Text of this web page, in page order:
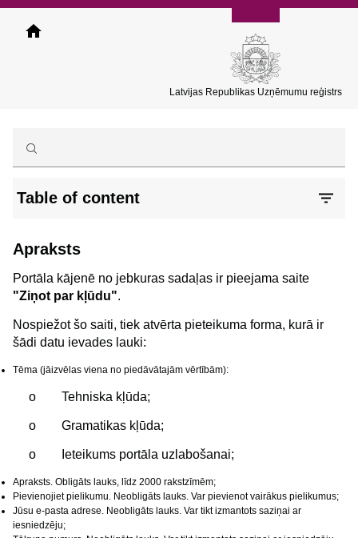
Pārlekt
galveno
Latvijas Republikas Uzņēmumu reģistrs
Table of content
Apraksts
Portāla kājenē no jebkuras sadaļas ir pieejama saite
"Ziņot par kļūdu".
Nospiežot šo saiti, tiek atvērta pieteikuma forma, kurā ir
šādi datu ievades lauki:
Tēma (jāizvēlas viena no piedāvātajām vērtībām):
o Tehniska kļūda;
o Gramatikas kļūda;
o Ieteikums portāla uzlabošanai;
Apraksts. Obligāts lauks, līdz 2000 rakstzīmēm;
Pievienojiet pielikumu. Neobligāts lauks. Var pievienot vairākus pielikumus;
Jūsu e-pasta adrese. Neobligāts lauks. Var tikt izmantots saziņai ar
iesniedzēju;